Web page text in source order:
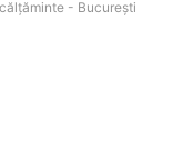
- Bucureşti